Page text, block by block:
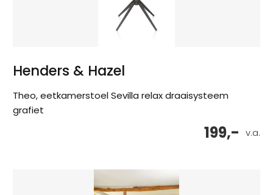
Henders & Hazel
Theo, eetkamerstoel Sevilla relax draaisysteem
grafiet
v.a.
199,-